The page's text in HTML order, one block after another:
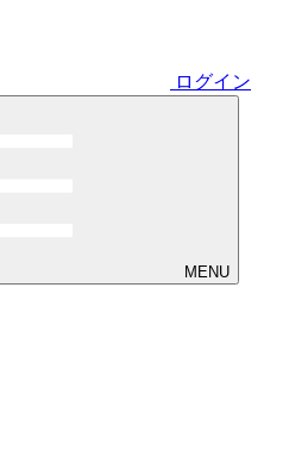
ログイン
MENU